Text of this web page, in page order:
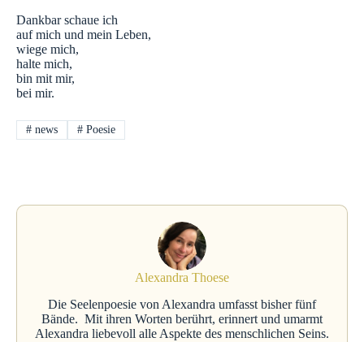
Dankbar schaue ich
auf mich und mein Leben,
wiege mich,
halte mich,
bin mit mir,
bei mir.
#news #Poesie
Alexandra Thoese
Die Seelenpoesie von Alexandra umfasst bisher fünf
Bände. Mit ihren Worten berührt, erinnert und umarmt
Alexandra liebevoll alle Aspekte des menschlichen Seins.